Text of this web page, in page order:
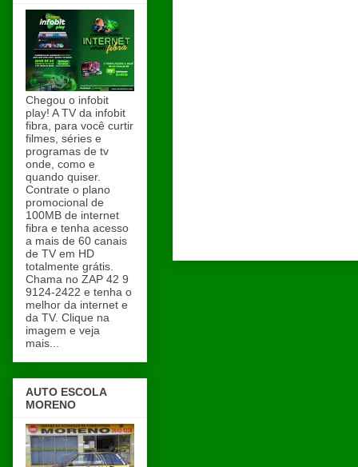
Chegou o infobit
play! A TV da infobit
fibra, para você curtir
filmes, séries e
programas de tv
onde, como e
quando quiser.
Contrate o plano
promocional de
100MB de internet
fibra e tenha acesso
a mais de 60 canais
de TV em HD
totalmente grátis.
Chama no ZAP 42 9
9124-2422 e tenha o
melhor da internet e
da TV. Clique na
imagem e veja
mais...
AUTO ESCOLA
MORENO